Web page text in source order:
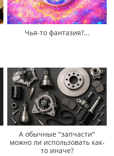
Чья-то фантазия?...
А обычные "запчасти"
можно ли использовать как-
то иначе?